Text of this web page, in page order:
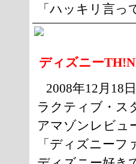
「ハッキリ言っ
ディズニー
2008年12月18
ラクティブ・ス
アマゾンレビュ
「ディズニーフ